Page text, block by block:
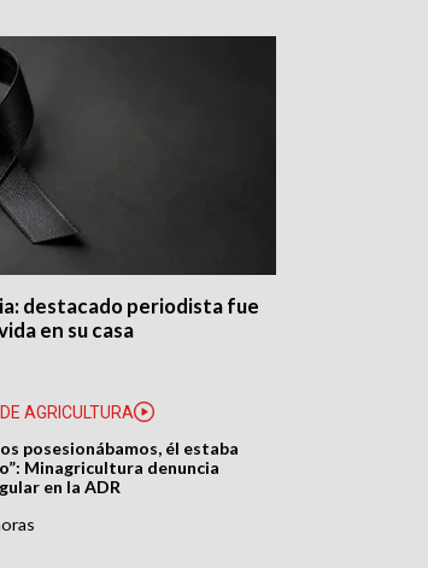
destacado periodista fue
en su casa
AGRICULTURA
posesionábamos, él estaba
Minagricultura denuncia
en la ADR